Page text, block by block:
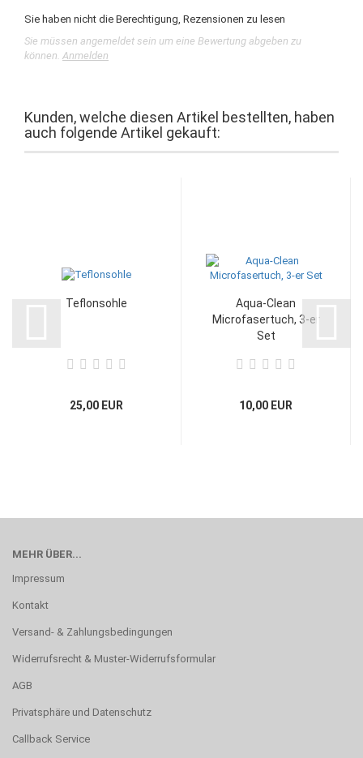
Sie haben nicht die Berechtigung, Rezensionen zu lesen
Sie müssen angemeldet sein um eine Bewertung abgeben zu
können. Anmelden
Kunden, welche diesen Artikel bestellten, haben
auch folgende Artikel gekauft:
Teflonsohle
25,00 EUR
Aqua-Clean
Microfasertuch, 3-er
Set
10,00 EUR
MEHR ÜBER...
Impressum
Kontakt
Versand- & Zahlungsbedingungen
Widerrufsrecht & Muster-Widerrufsformular
AGB
Privatsphäre und Datenschutz
Callback Service